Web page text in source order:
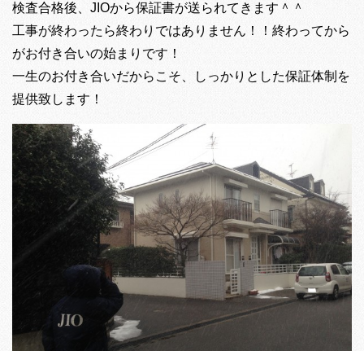
検査合格後、JIOから保証書が送られてきます＾＾
工事が終わったら終わりではありません！！終わってから
がお付き合いの始まりです！
一生のお付き合いだからこそ、しっかりとした保証体制を
提供致します！